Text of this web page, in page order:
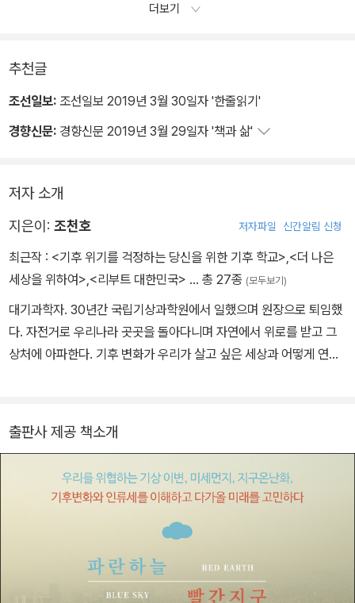
더보기
추천글
조선일보: 조선일보 2019년 3월 30일자 '한줄읽기'
경향신문: 경향신문 2019년 3월 29일자 '책과 삶'
저자 소개
지은이: 조천호 저자파일 신간알림 신청
최근작 : <기후 위기를 걱정하는 당신을 위한 기후 학교> <더 나은
세상을 위하여> <리부트 대한민국> … 총 27종 (모두보기)
대기과학자. 30년간 국립기상과학원에서 일했으며 원장으로 퇴임했
다. 자전거로 우리나라 곳곳을 돌아다니며 자연에서 위로를 받고 그
상처에 아파한다. 기후 변화가 우리가 살고 싶은 세상과 어떻게 연결
출판사 제공 책소개